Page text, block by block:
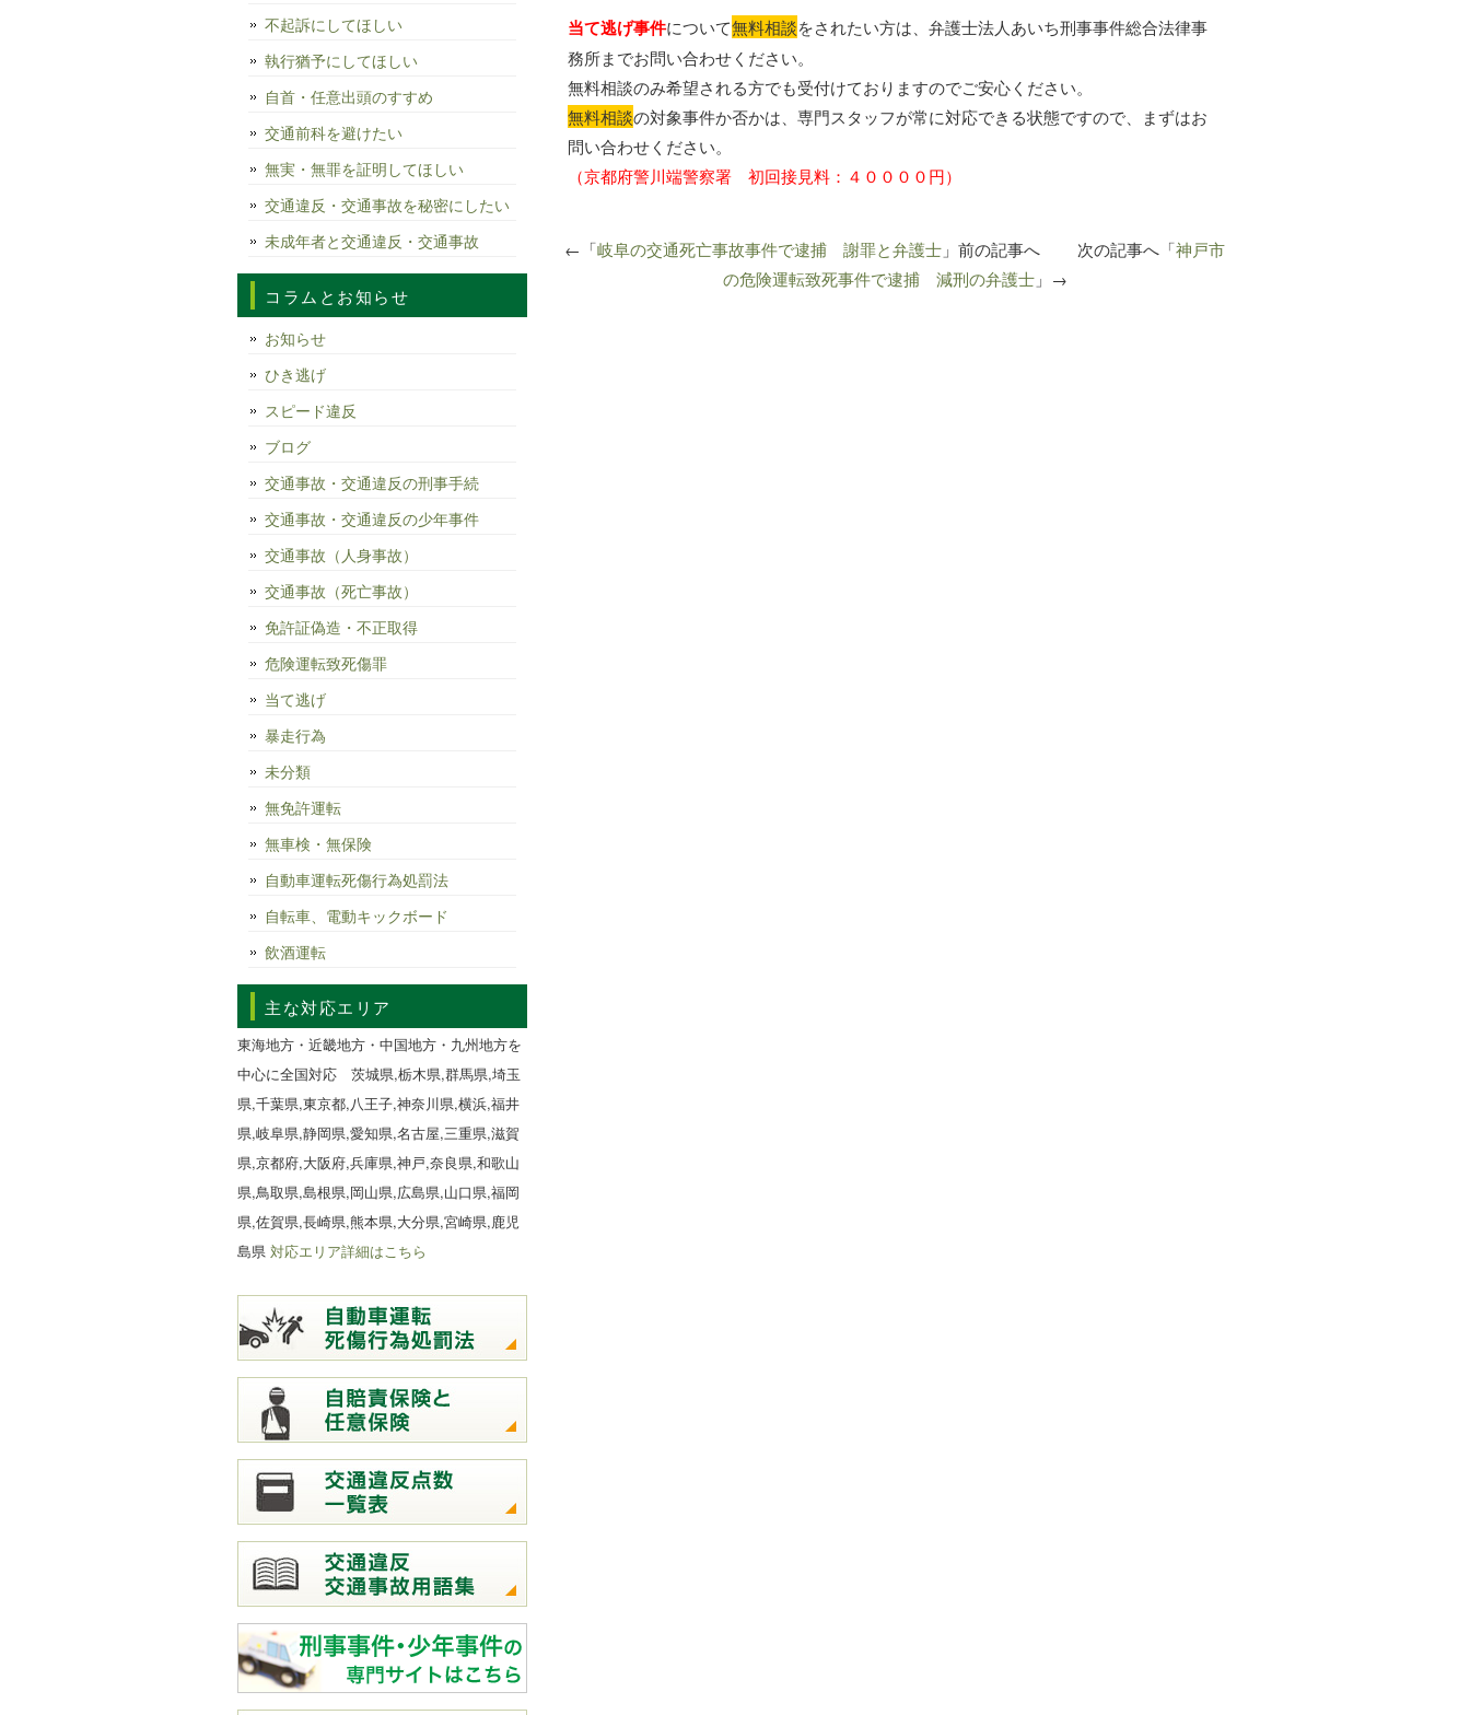
当て逃げ事件について無料相談をされたい方は、弁護士法人あいち刑事事件総合法律事
務所までお問い合わせください。
無料相談のみ希望される方でも受付けておりますのでご安心ください。
無料相談の対象事件か否かは、専門スタッフが常に対応できる状態ですので、まずはお
問い合わせください。
（京都府警川端警察署 初回接見料：４００００円）
←「岐阜の交通死亡事故事件で逮捕 謝罪と弁護士 」前の記事へ 次の記事へ「神戸市
の危険運転致死事件で逮捕 減刑の弁護士」→
不起訴にしてほしい
執行猶予にしてほしい
自首・任意出頭のすすめ
交通前科を避けたい
無実・無罪を証明してほしい
交通違反・交通事故を秘密にしたい
未成年者と交通違反・交通事故
コラムとお知らせ
お知らせ
ひき逃げ
スピード違反
ブログ
交通事故・交通違反の刑事手続
交通事故・交通違反の少年事件
交通事故（人身事故）
交通事故（死亡事故）
免許証偽造・不正取得
危険運転致死傷罪
当て逃げ
暴走行為
未分類
無免許運転
無車検・無保険
自動車運転死傷行為処罰法
自転車、電動キックボード
飲酒運転
主な対応エリア
東海地方・近畿地方・中国地方・九州地方を
中心に全国対応 茨城県,栃木県,群馬県,埼玉
県,千葉県,東京都,八王子,神奈川県,横浜,福井
県,岐阜県,静岡県,愛知県,名古屋,三重県,滋賀
県,京都府,大阪府,兵庫県,神戸,奈良県,和歌山
県,鳥取県,島根県,岡山県,広島県,山口県,福岡
県,佐賀県,長崎県,熊本県,大分県,宮崎県,鹿児
島県 対応エリア詳細はこちら